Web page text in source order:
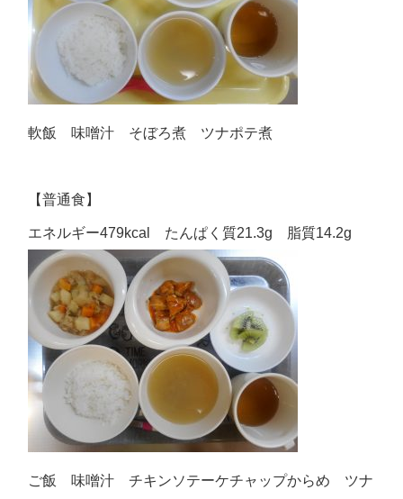
軟飯 味噌汁 そぼろ煮 ツナポテ煮
【普通食】
エネルギー479kcal たんぱく質21.3g 脂質14.2g
ご飯 味噌汁 チキンソテーケチャップからめ ツナ